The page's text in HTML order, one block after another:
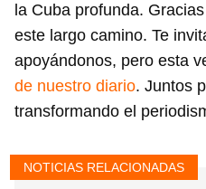
la Cuba profunda.
este largo camino. Te
apoyándonos, pero esta
de nuestro diario. Juntos
transformando el
NOTICIAS RELACIONADAS